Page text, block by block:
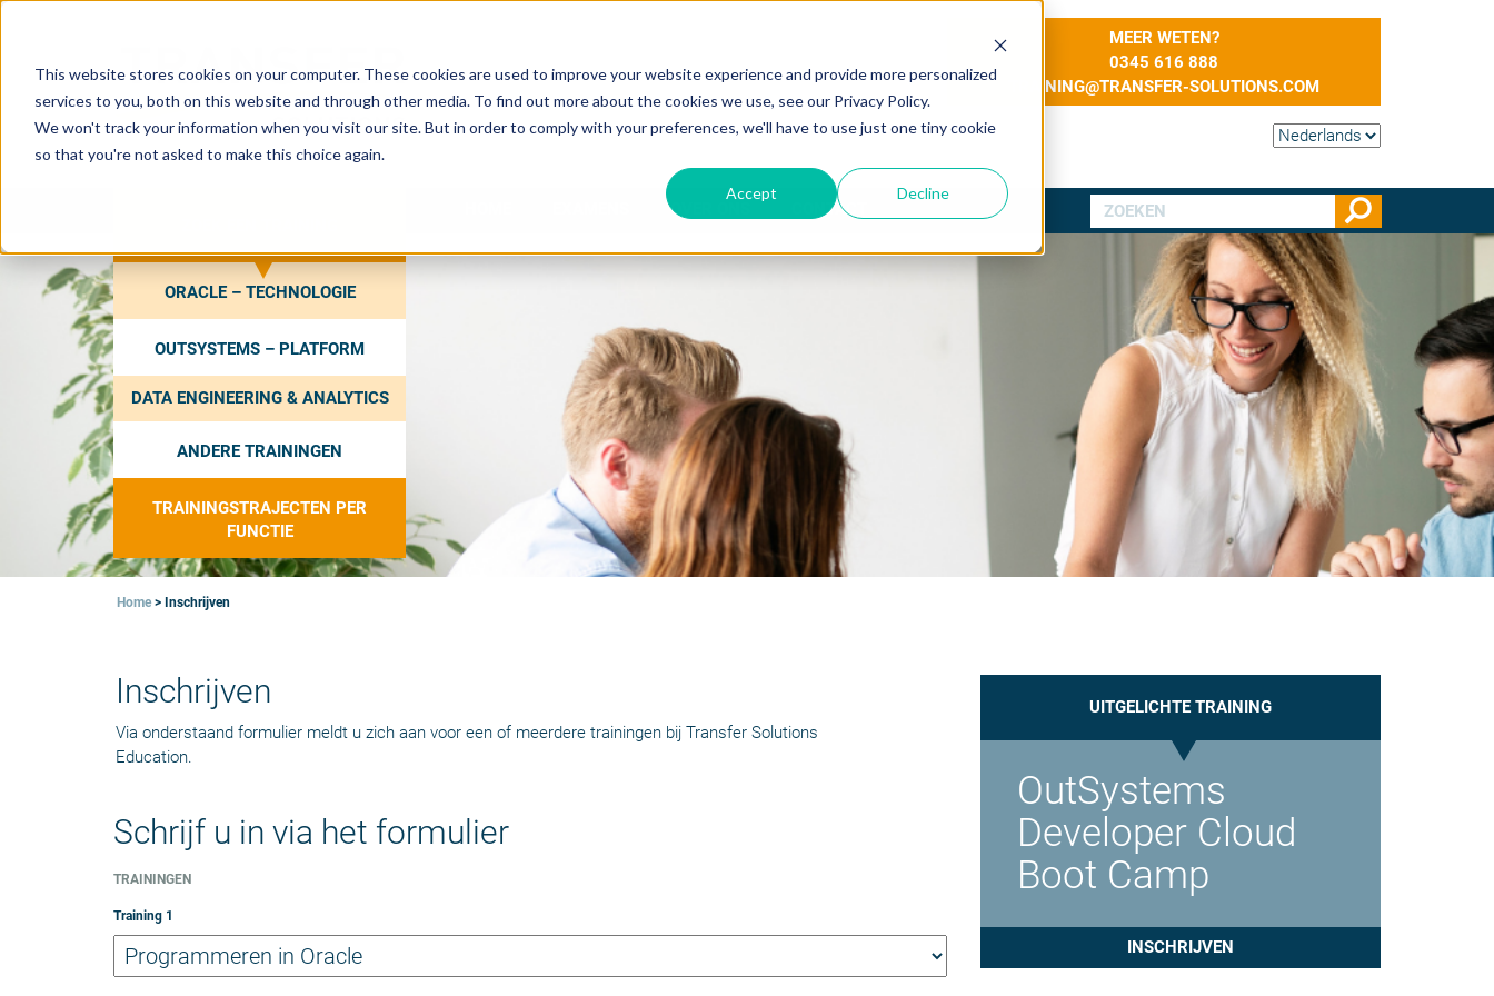
This website stores cookies on your computer. These cookies are used to improve your website experience and provide more personalized
services to you, both on this website and through other media. To find out more about the cookies we use, see our Privacy Policy.
We won't track your information when you visit our site. But in order to comply with your preferences, we'll have to use just one tiny cookie
so that you're not asked to make this choice again.
Accept Decline
MEER WETEN?
0345 616 888
TRAINING@TRANSFER-SOLUTIONS.COM
ORACLE – TECHNOLOGIE
OUTSYSTEMS – PLATFORM
DATA ENGINEERING & ANALYTICS
ANDERE TRAININGEN
TRAININGSTRAJECTEN PER
FUNCTIE
OVER ONS CONTACT
Home > Inschrijven
Inschrijven
Via onderstaand formulier meldt u zich aan voor een of meerdere trainingen bij Transfer Solutions
Education.
Schrijf u in via het formulier
TRAININGEN
Training 1
UITGELICHTE TRAINING
OutSystems
Developer Cloud
Boot Camp
INSCHRIJVEN